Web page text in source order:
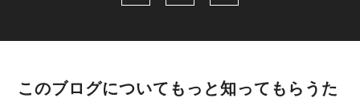
このブログについてもっと知ってもらうた